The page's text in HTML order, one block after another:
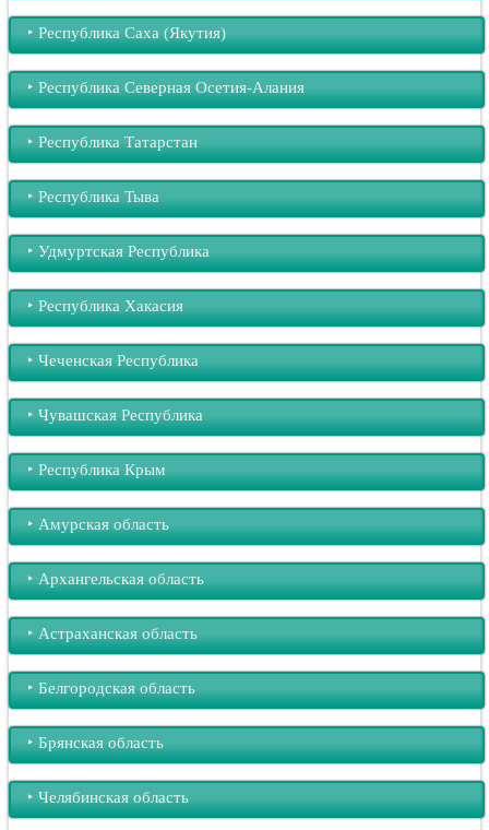
‣︎ Республика Саха (Якутия)
‣︎ Республика Северная Осетия-Алания
‣︎ Республика Татарстан
‣︎ Республика Тыва
‣︎ Удмуртская Республика
‣︎ Республика Хакасия
‣︎ Чеченская Республика
‣︎ Чувашская Республика
‣︎ Республика Крым
‣︎ Амурская область
‣︎ Архангельская область
‣︎ Астраханская область
‣︎ Белгородская область
‣︎ Брянская область
‣︎ Челябинская область